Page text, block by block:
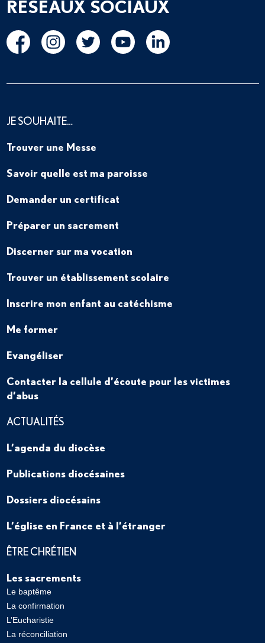
RÉSEAUX SOCIAUX
JE SOUHAITE…
Trouver une Messe
Savoir quelle est ma paroisse
Demander un certificat
Préparer un sacrement
Discerner sur ma vocation
Trouver un établissement scolaire
Inscrire mon enfant au catéchisme
Me former
Evangéliser
Contacter la cellule d’écoute pour les victimes
d’abus
ACTUALITÉS
L’agenda du diocèse
Publications diocésaines
Dossiers diocésains
L’église en France et à l’étranger
ÊTRE CHRÉTIEN
Les sacrements
Le baptême
La confirmation
L’Eucharistie
La réconciliation